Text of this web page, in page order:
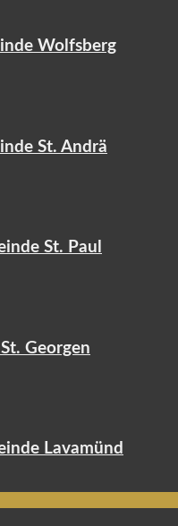
Wolfsberg
St. Andrä
St. Paul
Georgen
Lavamünd